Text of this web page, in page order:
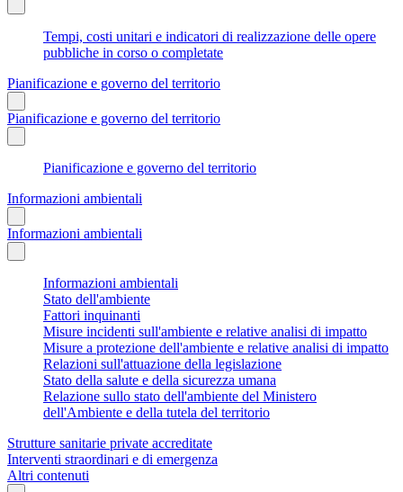
Tempi, costi unitari e indicatori di realizzazione delle opere
pubbliche in corso o completate
Pianificazione e governo del territorio
Pianificazione e governo del territorio
Pianificazione e governo del territorio
Informazioni ambientali
Informazioni ambientali
Informazioni ambientali
Stato dell'ambiente
Fattori inquinanti
Misure incidenti sull'ambiente e relative analisi di impatto
Misure a protezione dell'ambiente e relative analisi di impatto
Relazioni sull'attuazione della legislazione
Stato della salute e della sicurezza umana
Relazione sullo stato dell'ambiente del Ministero
dell'Ambiente e della tutela del territorio
Strutture sanitarie private accreditate
Interventi straordinari e di emergenza
Altri contenuti